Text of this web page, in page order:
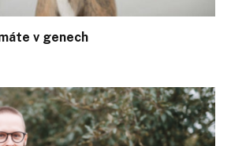
v genech